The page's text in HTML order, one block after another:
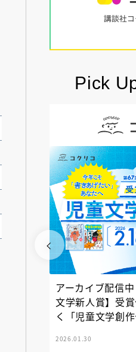
Pick
アーカイブ配信
文学新人賞】受
く「児童文学創作
2026.01.30